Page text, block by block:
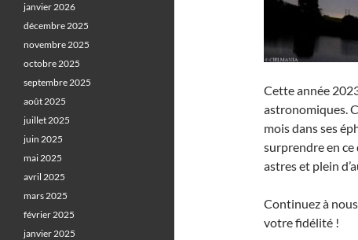
Cette année
astronomiques.
mois dans ses
surprendre en ce
astres et plein
Continuez à
votre fidélité !
janvier 2026
décembre 2025
novembre 2025
octobre 2025
septembre 2025
août 2025
juillet 2025
juin 2025
mai 2025
avril 2025
mars 2025
février 2025
janvier 2025